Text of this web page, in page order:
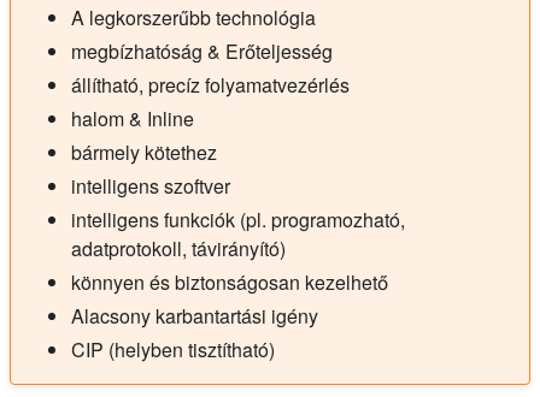
A legkorszerűbb technológia
megbízhatóság & Erőteljesség
állítható, precíz folyamatvezérlés
halom & Inline
bármely kötethez
intelligens szoftver
intelligens funkciók (pl. programozható,
adatprotokoll, távirányító)
könnyen és biztonságosan kezelhető
Alacsony karbantartási igény
CIP (helyben tisztítható)